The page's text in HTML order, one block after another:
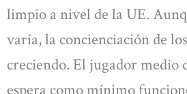
limpio a nivel de la UE.
varía, la concienciación de
creciendo. El jugador medio
espera como mínimo